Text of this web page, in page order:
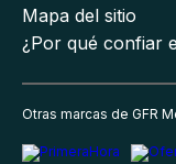
Mapa del sitio
¿Por qué confiar
Otras marcas de GFR